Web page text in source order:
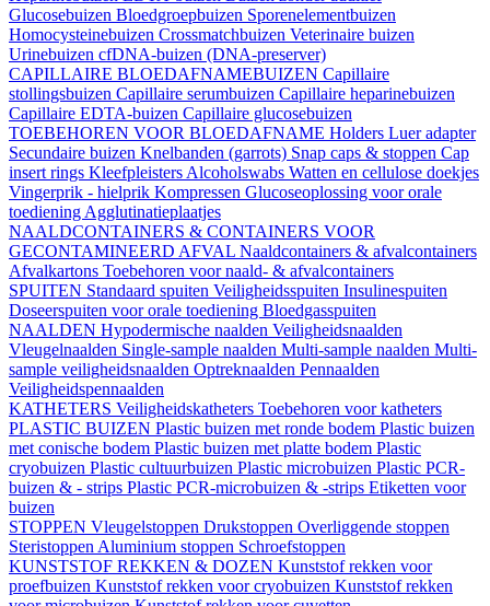
Glucosebuizen Bloedgroepbuizen Sporenelementbuizen
Homocysteinebuizen Crossmatchbuizen Veterinaire buizen
Urinebuizen cfDNA-buizen (DNA-preserver)
CAPILLAIRE BLOEDAFNAMEBUIZEN Capillaire
stollingsbuizen Capillaire serumbuizen Capillaire heparinebuizen
Capillaire EDTA-buizen Capillaire glucosebuizen
TOEBEHOREN VOOR BLOEDAFNAME Holders Luer adapter
Secundaire buizen Knelbanden (garrots) Snap caps & stoppen Cap
insert rings Kleefpleisters Alcoholswabs Watten en cellulose doekjes
Vingerprik - hielprik Kompressen Glucoseoplossing voor orale
toediening Agglutinatieplaatjes
NAALDCONTAINERS & CONTAINERS VOOR
GECONTAMINEERD AFVAL Naaldcontainers & afvalcontainers
Afvalkartons Toebehoren voor naald- & afvalcontainers
SPUITEN Standaard spuiten Veiligheidsspuiten Insulinespuiten
Doseerspuiten voor orale toediening Bloedgasspuiten
NAALDEN Hypodermische naalden Veiligheidsnaalden
Vleugelnaalden Single-sample naalden Multi-sample naalden Multi-
sample veiligheidsnaalden Optreknaalden Pennaalden
Veiligheidspennaalden
KATHETERS Veiligheidskatheters Toebehoren voor katheters
PLASTIC BUIZEN Plastic buizen met ronde bodem Plastic buizen
met conische bodem Plastic buizen met platte bodem Plastic
cryobuizen Plastic cultuurbuizen Plastic microbuizen Plastic PCR-
buizen & - strips Plastic PCR-microbuizen & -strips Etiketten voor
buizen
STOPPEN Vleugelstoppen Drukstoppen Overliggende stoppen
Steristoppen Aluminium stoppen Schroefstoppen
KUNSTSTOF REKKEN & DOZEN Kunststof rekken voor
proefbuizen Kunststof rekken voor cryobuizen Kunststof rekken